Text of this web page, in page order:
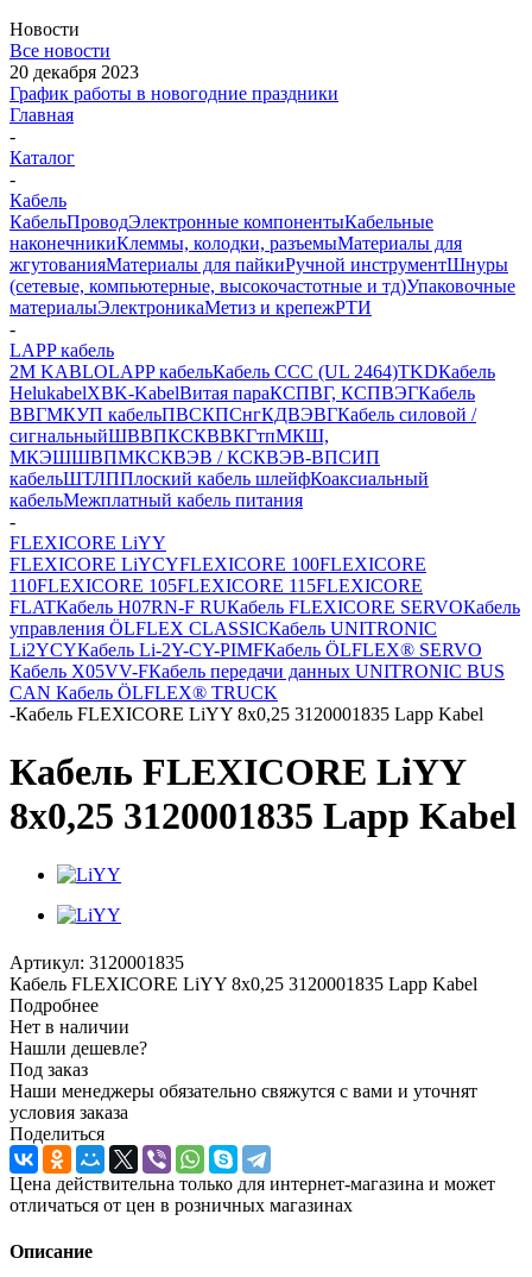
Новости
Все новости
20 декабря 2023
График работы в новогодние праздники
Главная
-
Каталог
-
Кабель
КабельПроводЭлектронные компонентыКабельные
наконечникиКлеммы, колодки, разъемыМатериалы для
жгутованияМатериалы для пайкиРучной инструментШнуры
(сетевые, компьютерные, высокочастотные и тд)Упаковочные
материалыЭлектроникаМетиз и крепежРТИ
-
LAPP кабель
2M KABLOLAPP кабельКабель CCC (UL 2464)TKDКабель
HelukabelXBK-KabelВитая параКСПВГ, КСПВЭГКабель
ВВГМКУП кабельПВСКПСнгКДВЭВГКабель силовой /
сигнальныйШВВПКСКВВКГтпМКШ,
МКЭШШВПМКСКВЭВ / КСКВЭВ-ВПСИП
кабельШТЛППлоский кабель шлейфКоаксиальный
кабельМежплатный кабель питания
-
FLEXICORE LiYY
FLEXICORE LiYCYFLEXICORE 100FLEXICORE
110FLEXICORE 105FLEXICORE 115FLEXICORE
FLATКабель H07RN-F RUКабель FLEXICORE SERVOКабель
управления ÖLFLEX CLASSICКабель UNITRONIC
Li2YCYКабель Li-2Y-CY-PIMFКабель ÖLFLEX® SERVO
Кабель X05VV-FКабель передачи данных UNITRONIC BUS
CAN Кабель ÖLFLEX® TRUCK
-Кабель FLEXICORE LiYY 8x0,25 3120001835 Lapp Kabel
Кабель FLEXICORE LiYY
8x0,25 3120001835 Lapp Kabel
Артикул: 3120001835
Кабель FLEXICORE LiYY 8x0,25 3120001835 Lapp Kabel
Подробнее
Нет в наличии
Нашли дешевле?
Под заказ
Наши менеджеры обязательно свяжутся с вами и уточнят
условия заказа
Поделиться
Цена действительна только для интернет-магазина и может
отличаться от цен в розничных магазинах
Описание